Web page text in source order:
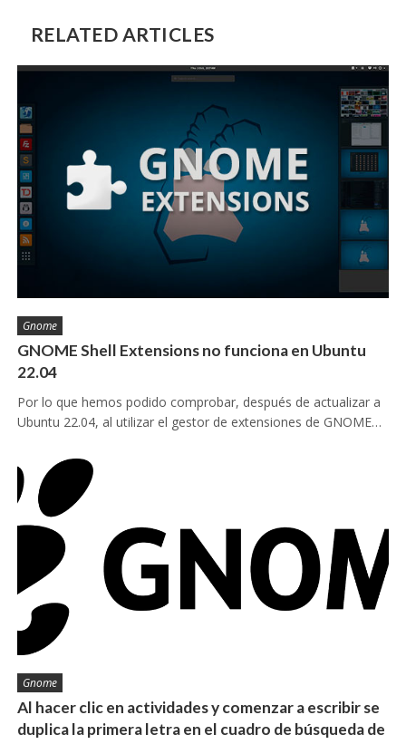
RELATED ARTICLES
Gnome
GNOME Shell Extensions no funciona en Ubuntu
22.04
Por lo que hemos podido comprobar, después de actualizar a
Ubuntu 22.04, al utilizar el gestor de extensiones de GNOME…
Gnome
Al hacer clic en actividades y comenzar a escribir se
duplica la primera letra en el cuadro de búsqueda de